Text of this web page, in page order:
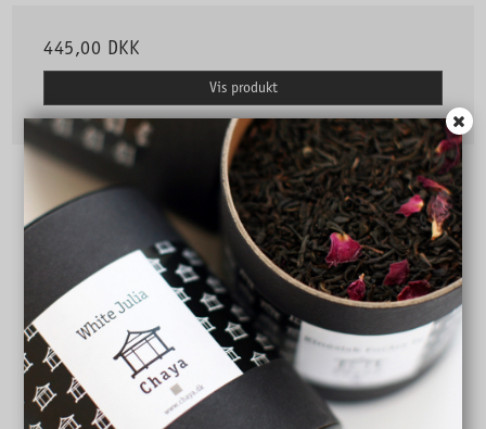
445,00 DKK
Vis produkt